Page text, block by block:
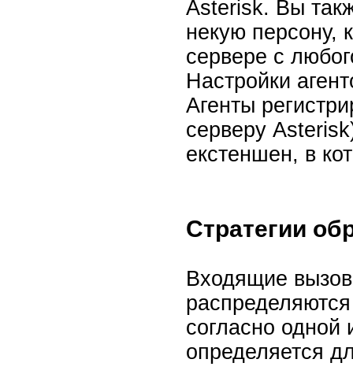
Asterisk. Вы
некую персону,
сервере с
Настройки
Агенты
серверу
екстеншен, в
Стратегии
Входящие
согласно одной
определяется